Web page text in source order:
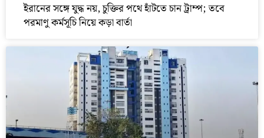
ইরানের সঙ্গে যুদ্ধ নয়, চুক্তির পথে হাঁটতে চান ট্রাম্প; তবে
পরমাণু কর্মসূচি নিয়ে কড়া বার্তা